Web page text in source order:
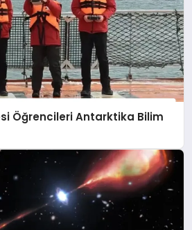
Öğrencileri Antarktika Bilim